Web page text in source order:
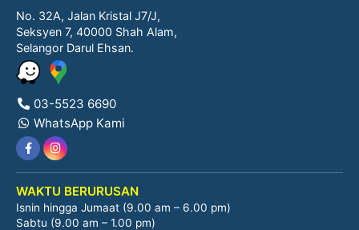
No. 32A, Jalan Kristal J7/J,
Seksyen 7, 40000 Shah Alam,
Selangor Darul Ehsan.
03-5523 6690
WhatsApp Kami
WAKTU BERURUSAN
Isnin hingga Jumaat (9.00 am – 6.00 pm)
Sabtu (9.00 am – 1.00 pm)